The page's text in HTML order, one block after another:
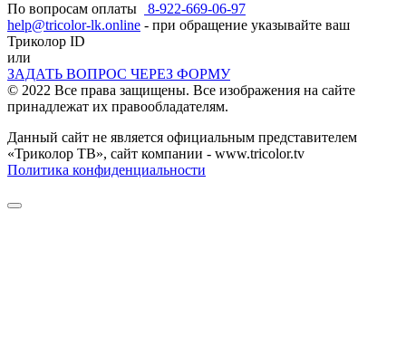
По вопросам оплаты
8-922-669-06-97
help@tricolor-lk.online - при обращение указывайте ваш
Триколор ID
или
ЗАДАТЬ ВОПРОС ЧЕРЕЗ ФОРМУ
© 2022 Все права защищены. Все изображения на сайте
принадлежат их правообладателям.
Данный сайт не является официальным представителем
«Триколор ТВ», сайт компании - www.tricolor.tv
Политика конфиденциальности